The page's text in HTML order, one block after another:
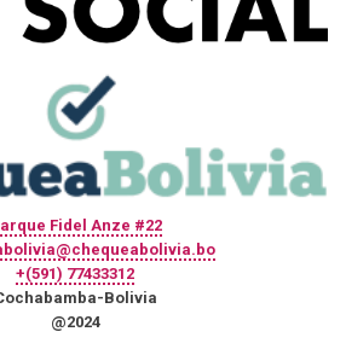
Fidel Anze #22
+(591) 77433312
Bolivia
@2024